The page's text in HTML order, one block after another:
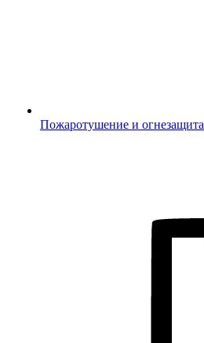
Пожаротушение и огнезащита